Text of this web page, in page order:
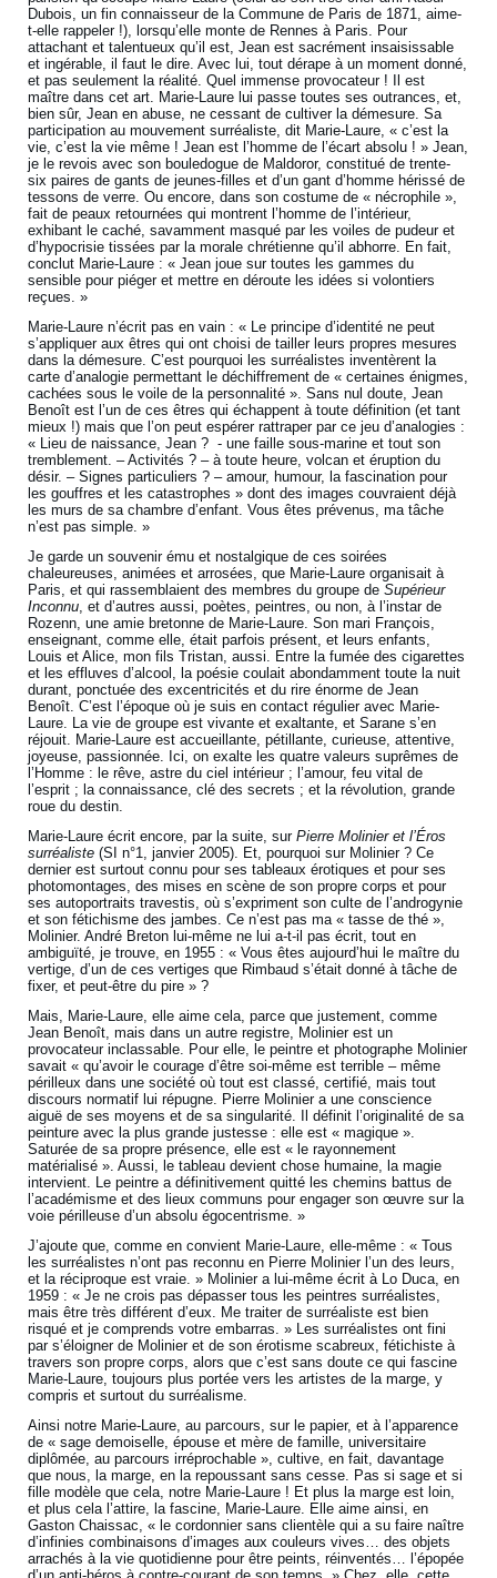
Dubois, un fin connaisseur de la Commune de Paris de 1871, aime-
t-elle rappeler !), lorsqu’elle monte de Rennes à Paris. Pour
attachant et talentueux qu’il est, Jean est sacrément insaisissable
et ingérable, il faut le dire. Avec lui, tout dérape à un moment donné,
et pas seulement la réalité. Quel immense provocateur ! Il est
maître dans cet art. Marie-Laure lui passe toutes ses outrances, et,
bien sûr, Jean en abuse, ne cessant de cultiver la démesure. Sa
participation au mouvement surréaliste, dit Marie-Laure, « c’est la
vie, c’est la vie même ! Jean est l’homme de l’écart absolu ! » Jean,
je le revois avec son bouledogue de Maldoror, constitué de trente-
six paires de gants de jeunes-filles et d’un gant d’homme hérissé de
tessons de verre. Ou encore, dans son costume de « nécrophile »,
fait de peaux retournées qui montrent l’homme de l’intérieur,
exhibant le caché, savamment masqué par les voiles de pudeur et
d’hypocrisie tissées par la morale chrétienne qu’il abhorre. En fait,
conclut Marie-Laure : « Jean joue sur toutes les gammes du
sensible pour piéger et mettre en déroute les idées si volontiers
reçues. »
Marie-Laure n’écrit pas en vain : « Le principe d’identité ne peut
s’appliquer aux êtres qui ont choisi de tailler leurs propres mesures
dans la démesure. C’est pourquoi les surréalistes inventèrent la
carte d’analogie permettant le déchiffrement de « certaines énigmes,
cachées sous le voile de la personnalité ». Sans nul doute, Jean
Benoît est l’un de ces êtres qui échappent à toute définition (et tant
mieux !) mais que l’on peut espérer rattraper par ce jeu d’analogies :
« Lieu de naissance, Jean ? - une faille sous-marine et tout son
tremblement. – Activités ? – à toute heure, volcan et éruption du
désir. – Signes particuliers ? – amour, humour, la fascination pour
les gouffres et les catastrophes » dont des images couvraient déjà
les murs de sa chambre d’enfant. Vous êtes prévenus, ma tâche
n’est pas simple. »
Je garde un souvenir ému et nostalgique de ces soirées
chaleureuses, animées et arrosées, que Marie-Laure organisait à
Paris, et qui rassemblaient des membres du groupe deSupérieur
Inconnu, et d’autres aussi, poètes, peintres, ou non, à l’instar de
Rozenn, une amie bretonne de Marie-Laure. Son mari François,
enseignant, comme elle, était parfois présent, et leurs enfants,
Louis et Alice, mon fils Tristan, aussi. Entre la fumée des cigarettes
et les effluves d’alcool, la poésie coulait abondamment toute la nuit
durant, ponctuée des excentricités et du rire énorme de Jean
Benoît. C’est l’époque où je suis en contact régulier avec Marie-
Laure. La vie de groupe est vivante et exaltante, et Sarane s’en
réjouit. Marie-Laure est accueillante, pétillante, curieuse, attentive,
joyeuse, passionnée. Ici, on exalte les quatre valeurs suprêmes de
l’Homme : le rêve, astre du ciel intérieur ; l’amour, feu vital de
l’esprit ; la connaissance, clé des secrets ; et la révolution, grande
roue du destin.
Marie-Laure écrit encore, par la suite, surPierre Molinier et l’Éros
surréaliste (SI n°1, janvier 2005). Et, pourquoi sur Molinier ? Ce
dernier est surtout connu pour ses tableaux érotiques et pour ses
photomontages, des mises en scène de son propre corps et pour
ses autoportraits travestis, où s’expriment son culte de l’androgynie
et son fétichisme des jambes. Ce n’est pas ma « tasse de thé »,
Molinier. André Breton lui-même ne lui a-t-il pas écrit, tout en
ambiguïté, je trouve, en 1955 : « Vous êtes aujourd’hui le maître du
vertige, d’un de ces vertiges que Rimbaud s’était donné à tâche de
fixer, et peut-être du pire » ?
Mais, Marie-Laure, elle aime cela, parce que justement, comme
Jean Benoît, mais dans un autre registre, Molinier est un
provocateur inclassable. Pour elle, le peintre et photographe Molinier
savait « qu’avoir le courage d’être soi-même est terrible – même
périlleux dans une société où tout est classé, certifié, mais tout
discours normatif lui répugne. Pierre Molinier a une conscience
aiguë de ses moyens et de sa singularité. Il définit l’originalité de sa
peinture avec la plus grande justesse : elle est « magique ».
Saturée de sa propre présence, elle est « le rayonnement
matérialisé ». Aussi, le tableau devient chose humaine, la magie
intervient. Le peintre a définitivement quitté les chemins battus de
l’académisme et des lieux communs pour engager son œuvre sur la
voie périlleuse d’un absolu égocentrisme. »
J’ajoute que, comme en convient Marie-Laure, elle-même : « Tous
les surréalistes n’ont pas reconnu en Pierre Molinier l’un des leurs,
et la réciproque est vraie. » Molinier a lui-même écrit à Lo Duca, en
1959 : « Je ne crois pas dépasser tous les peintres surréalistes,
mais être très différent d’eux. Me traiter de surréaliste est bien
risqué et je comprends votre embarras. » Les surréalistes ont fini
par s’éloigner de Molinier et de son érotisme scabreux, fétichiste à
travers son propre corps, alors que c’est sans doute ce qui fascine
Marie-Laure, toujours plus portée vers les artistes de la marge, y
compris et surtout du surréalisme.
Ainsi notre Marie-Laure, au parcours, sur le papier, et à l’apparence
de « sage demoiselle, épouse et mère de famille, universitaire
diplômée, au parcours irréprochable », cultive, en fait, davantage
que nous, la marge, en la repoussant sans cesse. Pas si sage et si
fille modèle que cela, notre Marie-Laure ! Et plus la marge est loin,
et plus cela l’attire, la fascine, Marie-Laure. Elle aime ainsi, en
Gaston Chaissac, « le cordonnier sans clientèle qui a su faire naître
d’infinies combinaisons d’images aux couleurs vives… des objets
arrachés à la vie quotidienne pour être peints, réinventés… l’épopée